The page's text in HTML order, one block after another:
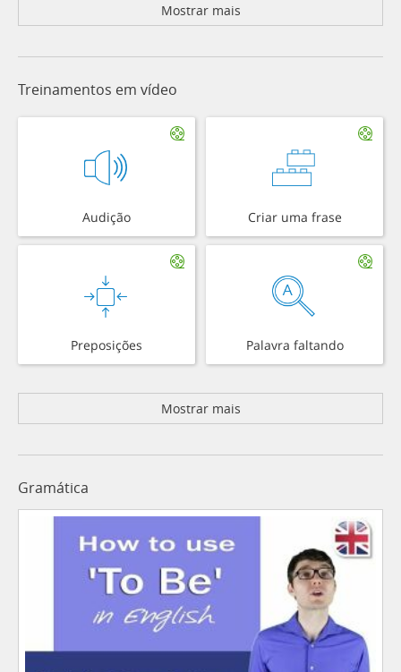
Mostrar mais
Treinamentos em vídeo
Audição Criar uma frase
Preposições Palavra faltando
Mostrar mais
Gramática